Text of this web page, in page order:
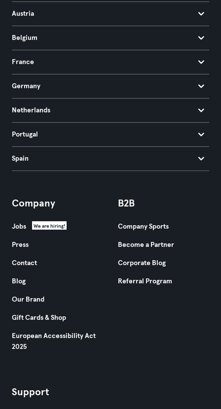
Austria
Belgium
France
Germany
Netherlands
Portugal
Spain
Company
Jobs We are hiring!
Press
Contact
Blog
Our Brand
Gift Cards & Shop
European Accessibility Act
2025
B2B
Company Sports
Become a Partner
Corporate Blog
Referral Program
Support